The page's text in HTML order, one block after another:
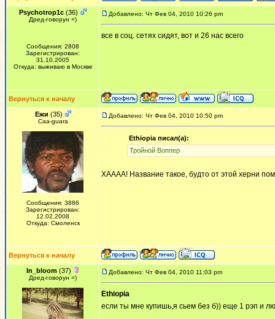
Psychotrop1c (36)
Дред-говорун =)
Сообщения: 2808
Зарегистрирован:
31.10.2005
Откуда: выживаю в Москве
Добавлено: Чт Фев 04, 2010 10:26 pm
все в соц. сетях сидят, вот и 26 нас всего
Вернуться к началу
Ежи (35)
Сaa-guara
Сообщения: 3886
Зарегистрирован:
12.02.2008
Откуда: Смоленск
Добавлено: Чт Фев 04, 2010 10:50 pm
Ethiopia писал(а):
Тройной Воппер
ХАААА! Название такое, будто от этой херни
Вернуться к началу
In_bloom(37)
Дред-говорун =)
Добавлено: Чт Фев 04, 2010 11:03 pm
Ethiopia
если ты мне купишь,я сьем без б)) еще 1 рэп и